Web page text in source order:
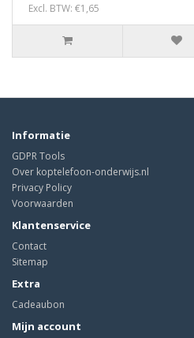
Excl. BTW: €1,65
Informatie
GDPR Tools
Over koptelefoon-onderwijs.nl
Privacy Policy
Voorwaarden
Klantenservice
Contact
Sitemap
Extra
Cadeaubon
Mijn account